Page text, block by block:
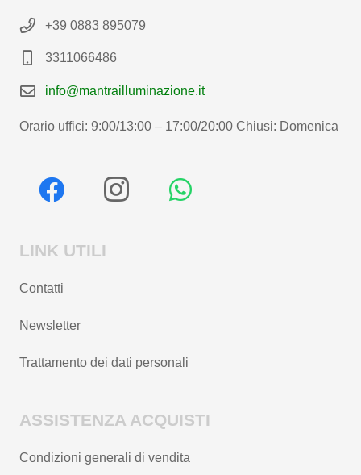
+39 0883 895079
3311066486
info@mantrailluminazione.it
Orario uffici: 9:00/13:00 – 17:00/20:00 Chiusi: Domenica
LINK UTILI
Contatti
Newsletter
Trattamento dei dati personali
ASSISTENZA ACQUISTI
Condizioni generali di vendita